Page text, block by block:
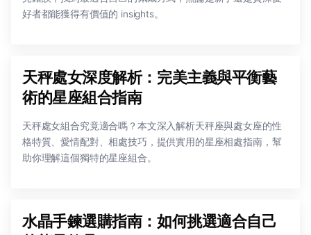
好者都能獲得有價值的 insights。
天秤處女深度解析：完美主義與平衡藝
術的星座組合指南
天秤處女組合究竟適合嗎？本文深入解析天秤座與處女座的性
格特質、愛情配對、相處技巧，提供實用的星座相處指南，幫
助你理解這個獨特的星座組合。
水晶手鍊選購指南：如何挑選適合自己